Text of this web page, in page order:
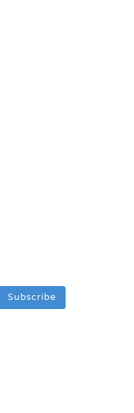
Subscribe